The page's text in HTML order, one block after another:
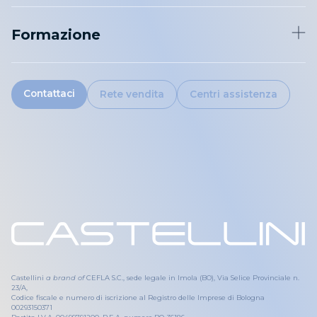
Di.V.A.
Formazione
Download
Contattaci Rete vendita Centri assistenza
Castellini a brand ofCEFLA S.C., sede legale in Imola (BO), Via Selice Provinciale n.
23/A,
Codice fiscale e numero di iscrizione al Registro delle Imprese di Bologna
00293150371